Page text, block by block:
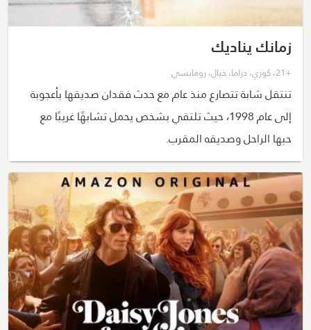
زمانك يناديك
+21 ، كوري،دراما،خيال، رومانسي
تنتقل شابة تتصارع منذ عام مع حدث فقدان صديقها بأعجوبة
إلى عام 1998، حيث تلتقي بشخص يحمل تشابهًا غريبًا مع
حبها الراحل وصديقه المقرب.